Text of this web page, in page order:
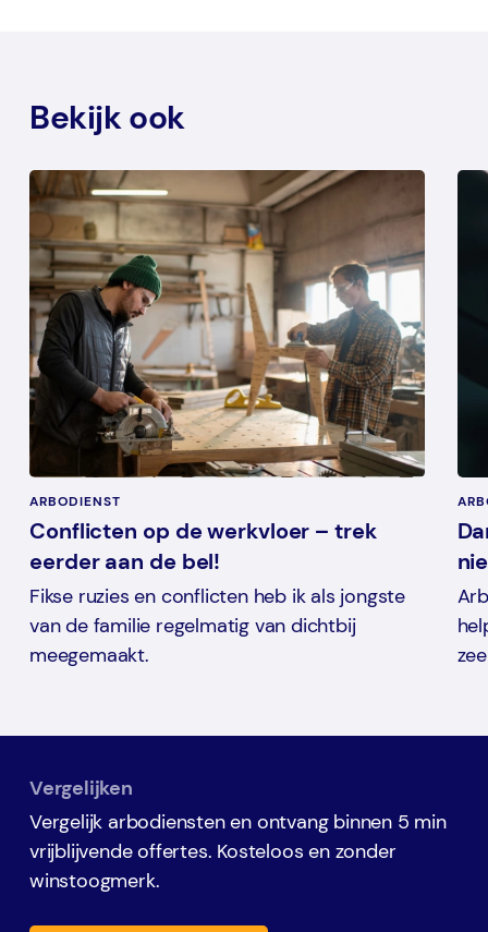
Bekijk ook
ARBODIENST
Conflicten op de werkvloer – trek
eerder aan de bel!
Fikse ruzies en conflicten heb ik als jongste
van de familie regelmatig van dichtbij
meegemaakt.
Vergelijken
Vergelijk arbodiensten en ontvang binnen 5 min
vrijblijvende offertes. Kosteloos en zonder
winstoogmerk.